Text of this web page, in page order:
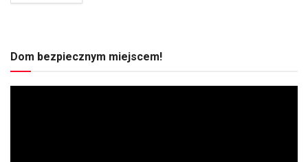
Dom bezpiecznym miejscem!